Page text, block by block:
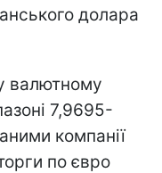
долара
валютному
7,9695-
компанії
по євро